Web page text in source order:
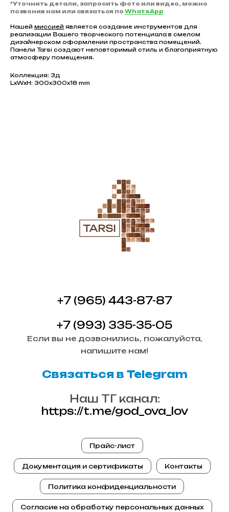
*Уточнить детали, запросить фото или видео, можно
позвонив нам или связаться по WhatsApp
Нашей миссией является создание инструментов для
реализации Вашего творческого потенциала в смелом
дизайнерском оформлении пространства помещений.
Панели Tarsi создают неповторимый стиль и благоприятную
атмосферу помещения.
Коллекция: 3д
LxWxH: 300x300x18 mm
+7 (965) 443-87-87
+7 (993) 335-35-05
Если вы не дозвонились, пожалуйста,
напишите нам!
Связаться в Telegram
Наш ТГ канал:
https://t.me/god_ova_lov
Прайс-лист
Документация и сертификаты Контакты
Политика конфиденциальности
Согласие на обработку персональных данных